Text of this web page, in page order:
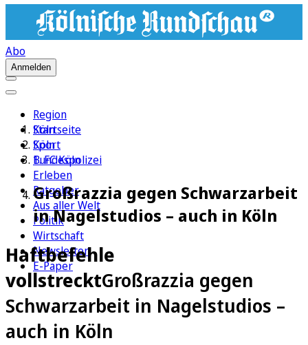
Abo
Anmelden
Region
Köln
Sport
1. FC Köln
Erleben
Ratgeber
Aus aller Welt
Politik
Wirtschaft
Newsletter
E-Paper
Startseite
Köln
Bundespolizei
Großrazzia gegen Schwarzarbeit
in Nagelstudios – auch in Köln
Haftbefehle
vollstrecktGroßrazzia gegen
Schwarzarbeit in Nagelstudios –
auch in Köln